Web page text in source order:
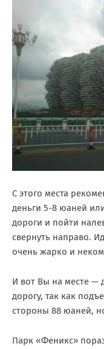
С этого места
деньги 5-8 юаней
дороги и пойти
свернуть направо.
очень жарко и
И вот Вы на месте —
дорогу, так как
стороны 88 юаней,
Парк «Феникс»